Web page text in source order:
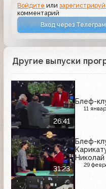
Войдите или
комментарий
Вход через Телеграм
Другие выпуски
26:41
Блеф-
11
31:23
Блеф-
Сергеев
29